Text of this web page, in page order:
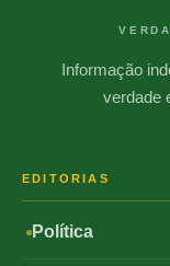
Informação
verdade
EDITORIAS
Política